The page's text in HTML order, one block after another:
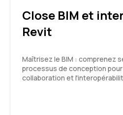
Close BIM et
Revit
Maîtrisez le BIM : comprenez
processus de conception
collaboration et